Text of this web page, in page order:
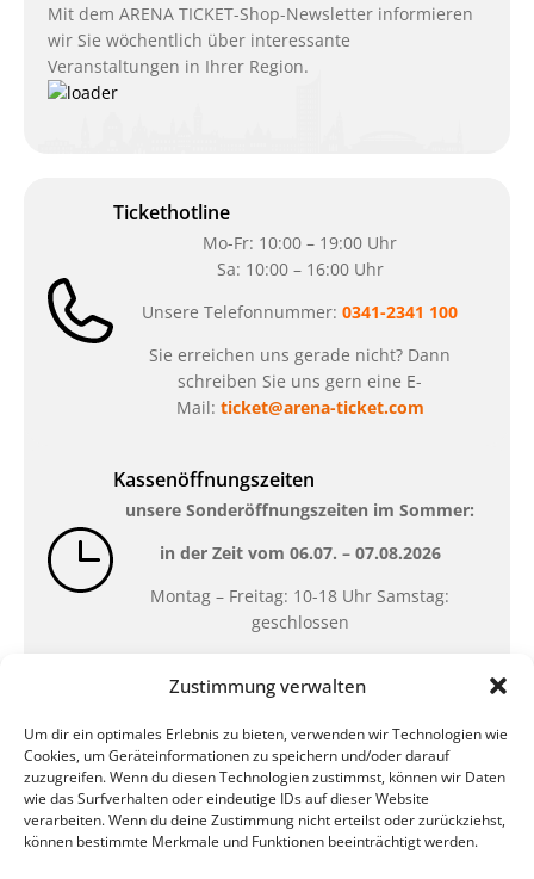
Zustimmung verwalten
Um dir ein optimales Erlebnis zu bieten, verwenden wir Technologien wie
Cookies, um Geräteinformationen zu speichern und/oder darauf
zuzugreifen. Wenn du diesen Technologien zustimmst, können wir Daten
wie das Surfverhalten oder eindeutige IDs auf dieser Website
verarbeiten. Wenn du deine Zustimmung nicht erteilst oder zurückziehst,
können bestimmte Merkmale und Funktionen beeinträchtigt werden.
Mit dem ARENA TICKET-Shop-Newsletter informieren
wir Sie wöchentlich über interessante
Veranstaltungen in Ihrer Region.
Tickethotline
Mo-Fr: 10:00 – 19:00 Uhr
Sa: 10:00 – 16:00 Uhr
Unsere Telefonnummer: 0341-2341 100
Sie erreichen uns gerade nicht? Dann
schreiben Sie uns gern eine E-
Mail: ticket@arena-ticket.com
Kassenöffnungszeiten
unsere Sonderöffnungszeiten im Sommer:
in der Zeit vom 06.07. – 07.08.2026
Montag – Freitag: 10-18 Uhr Samstag:
geschlossen
QUARTERBACK Immobilien ARENA
Am Sportforum 2, 04105 Leipzig
Sie erreichen uns mit dem Öffentlichen
Nahverkehr: Straßenbahn Linien 3, 4, 7, 8, 15